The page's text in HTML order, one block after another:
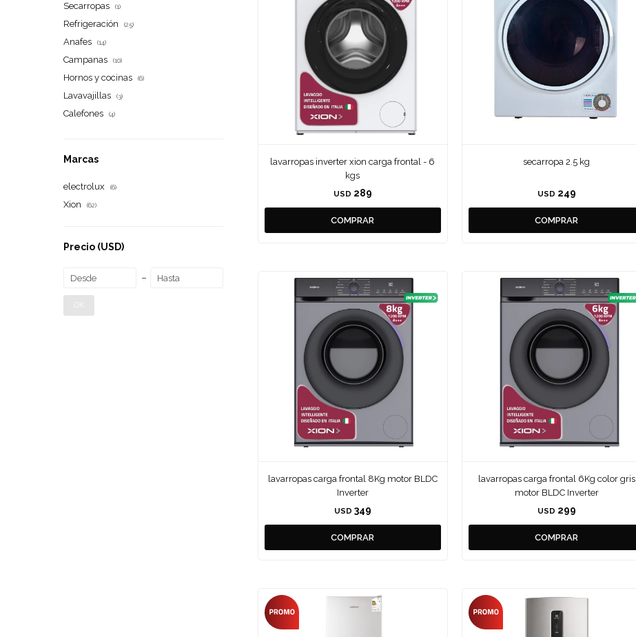
lavarropas inverter xion carga frontal - 6
kgs
USD 289
secarropa 2.5 kg
USD 249
lavarropas carga frontal 8Kg motor BLDC
Inverter
USD 349
lavarropas carga frontal 6Kg color gris
motor BLDC Inverter
USD 299
Secarropas (1)
Refrigeración (25)
Anafes (14)
Campanas (10)
Hornos y cocinas (6)
Lavavajillas (3)
Calefones (4)
Marcas
electrolux (6)
Xion (62)
Precio (USD)